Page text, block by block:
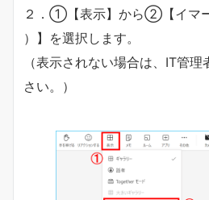
２．①【表示】から②【イマ
）】を選択します。
（表示されない場合は、IT管
さい。）